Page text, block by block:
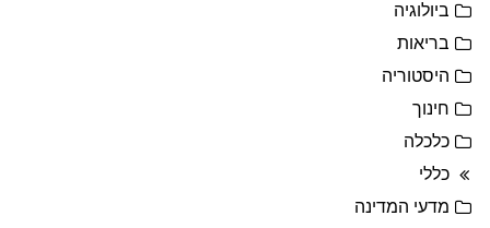
ביולוגיה
בריאות
היסטוריה
חינוך
כלכלה
כללי
מדעי המדינה